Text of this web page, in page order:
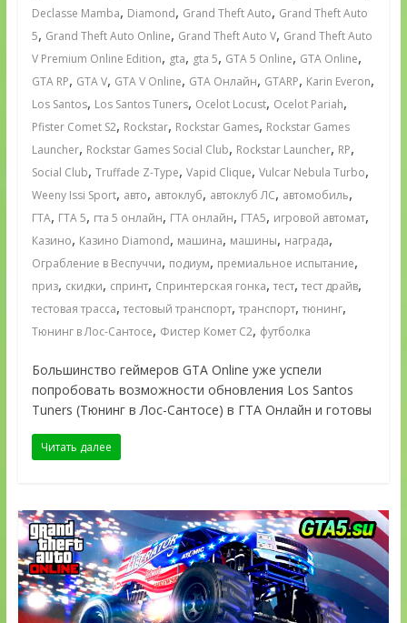
Declasse Mamba, Diamond, Grand Theft Auto, Grand Theft Auto
5, Grand Theft Auto Online, Grand Theft Auto V, Grand Theft Auto
V Premium Online Edition, gta, gta 5, GTA 5 Online, GTA Online,
GTA RP, GTA V, GTA V Online, GTA Онлайн, GTARP, Karin Everon,
Los Santos, Los Santos Tuners, Ocelot Locust, Ocelot Pariah,
Pfister Comet S2, Rockstar, Rockstar Games, Rockstar Games
Launcher, Rockstar Games Social Club, Rockstar Launcher, RP,
Social Club, Truffade Z-Type, Vapid Clique, Vulcar Nebula Turbo,
Weeny Issi Sport, авто, автоклуб, автоклуб ЛС, автомобиль,
ГТА, ГТА 5, гта 5 онлайн, ГТА онлайн, ГТА5, игровой автомат,
Казино, Казино Diamond, машина, машины, награда,
Ограбление в Веспуччи, подиум, премиальное испытание,
приз, скидки, спринт, Спринтерская гонка, тест, тест драйв,
тестовая трасса, тестовый транспорт, транспорт, тюнинг,
Тюнинг в Лос-Сантосе, Фистер Комет С2, футболка
Большинство геймеров GTA Online уже успели
попробовать возможности обновления Los Santos
Tuners (Тюнинг в Лос-Сантосе) в ГТА Онлайн и готовы
Читать далее